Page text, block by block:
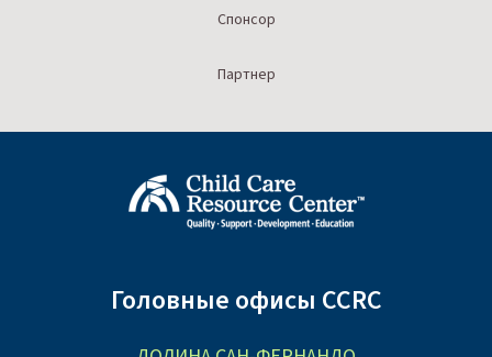
Спонсор
Партнер
Головные офисы CCRC